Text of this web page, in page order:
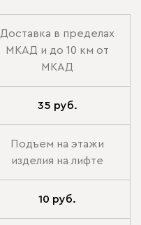
Доставка в пределах
МКАД и до 10 км от
МКАД
35 руб.
Подъем на этажи
изделия на лифте
10 руб.